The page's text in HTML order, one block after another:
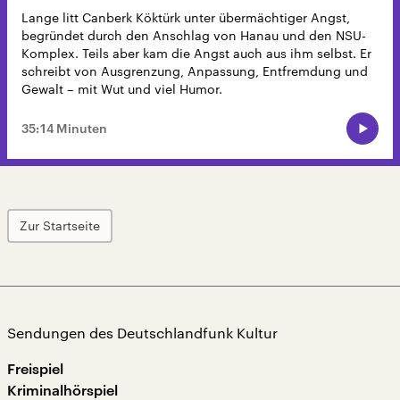
Lange litt Canberk Köktürk unter übermächtiger Angst,
begründet durch den Anschlag von Hanau und den NSU-
Komplex. Teils aber kam die Angst auch aus ihm selbst. Er
schreibt von Ausgrenzung, Anpassung, Entfremdung und
Gewalt – mit Wut und viel Humor.
35:14 Minuten
Zur Startseite
Sendungen des Deutschlandfunk Kultur
Freispiel
Kriminalhörspiel